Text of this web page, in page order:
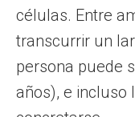
células. Entre
transcurrir un
persona puede
años), e incluso